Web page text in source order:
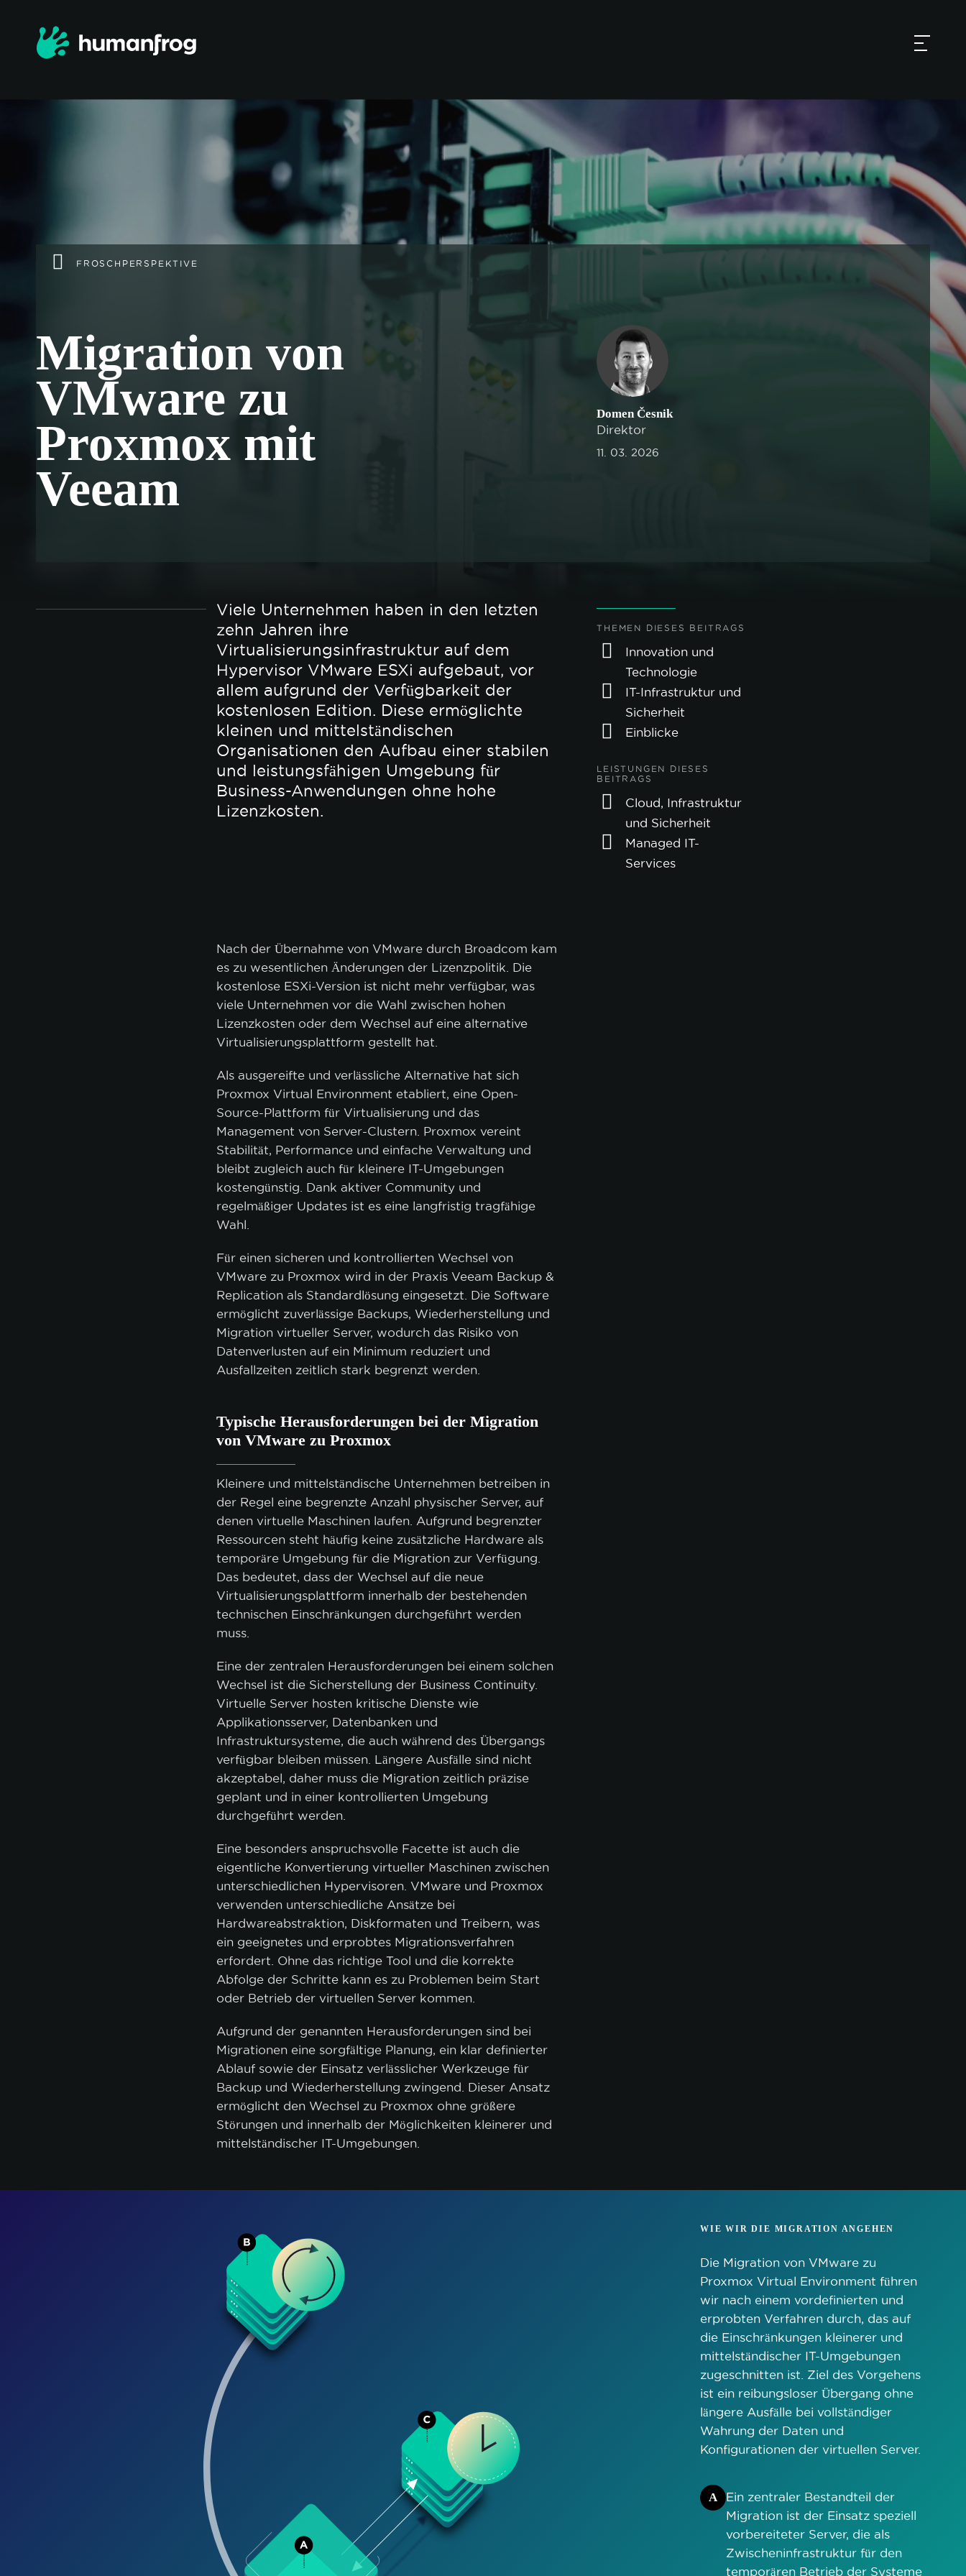
FROSCHPERSPEKTIVE
Migration von
VMware zu
Proxmox mit
Veeam
Domen Česnik
Direktor
11. 03. 2026
Viele Unternehmen haben in den letzten
zehn Jahren ihre
Virtualisierungsinfrastruktur auf dem
Hypervisor VMware ESXi aufgebaut, vor
allem aufgrund der Verfügbarkeit der
kostenlosen Edition. Diese ermöglichte
kleinen und mittelständischen
Organisationen den Aufbau einer stabilen
und leistungsfähigen Umgebung für
Business-Anwendungen ohne hohe
Lizenzkosten.
THEMEN DIESES BEITRAGS
Innovation und
Technologie
IT-Infrastruktur und
Sicherheit
Einblicke
LEISTUNGEN DIESES
BEITRAGS
Cloud, Infrastruktur
und Sicherheit
Managed IT-
Services
Nach der Übernahme von VMware durch Broadcom kam
es zu wesentlichen Änderungen der Lizenzpolitik. Die
kostenlose ESXi-Version ist nicht mehr verfügbar, was
viele Unternehmen vor die Wahl zwischen hohen
Lizenzkosten oder dem Wechsel auf eine alternative
Virtualisierungsplattform gestellt hat.
Als ausgereifte und verlässliche Alternative hat sich
Proxmox Virtual Environment etabliert, eine Open-
Source-Plattform für Virtualisierung und das
Management von Server-Clustern. Proxmox vereint
Stabilität, Performance und einfache Verwaltung und
bleibt zugleich auch für kleinere IT-Umgebungen
kostengünstig. Dank aktiver Community und
regelmäßiger Updates ist es eine langfristig tragfähige
Wahl.
Für einen sicheren und kontrollierten Wechsel von
VMware zu Proxmox wird in der Praxis Veeam Backup &
Replication als Standardlösung eingesetzt. Die Software
ermöglicht zuverlässige Backups, Wiederherstellung und
Migration virtueller Server, wodurch das Risiko von
Datenverlusten auf ein Minimum reduziert und
Ausfallzeiten zeitlich stark begrenzt werden.
Typische Herausforderungen bei der Migration
von VMware zu Proxmox
Kleinere und mittelständische Unternehmen betreiben in
der Regel eine begrenzte Anzahl physischer Server, auf
denen virtuelle Maschinen laufen. Aufgrund begrenzter
Ressourcen steht häufig keine zusätzliche Hardware als
temporäre Umgebung für die Migration zur Verfügung.
Das bedeutet, dass der Wechsel auf die neue
Virtualisierungsplattform innerhalb der bestehenden
technischen Einschränkungen durchgeführt werden
muss.
Eine der zentralen Herausforderungen bei einem solchen
Wechsel ist die Sicherstellung der Business Continuity.
Virtuelle Server hosten kritische Dienste wie
Applikationsserver, Datenbanken und
Infrastruktursysteme, die auch während des Übergangs
verfügbar bleiben müssen. Längere Ausfälle sind nicht
akzeptabel, daher muss die Migration zeitlich präzise
geplant und in einer kontrollierten Umgebung
durchgeführt werden.
Eine besonders anspruchsvolle Facette ist auch die
eigentliche Konvertierung virtueller Maschinen zwischen
unterschiedlichen Hypervisoren. VMware und Proxmox
verwenden unterschiedliche Ansätze bei
Hardwareabstraktion, Diskformaten und Treibern, was
ein geeignetes und erprobtes Migrationsverfahren
erfordert. Ohne das richtige Tool und die korrekte
Abfolge der Schritte kann es zu Problemen beim Start
oder Betrieb der virtuellen Server kommen.
Aufgrund der genannten Herausforderungen sind bei
Migrationen eine sorgfältige Planung, ein klar definierter
Ablauf sowie der Einsatz verlässlicher Werkzeuge für
Backup und Wiederherstellung zwingend. Dieser Ansatz
ermöglicht den Wechsel zu Proxmox ohne größere
Störungen und innerhalb der Möglichkeiten kleinerer und
mittelständischer IT-Umgebungen.
WIE WIR DIE MIGRATION ANGEHEN
Die Migration von VMware zu
Proxmox Virtual Environment führen
wir nach einem vordefinierten und
erprobten Verfahren durch, das auf
die Einschränkungen kleinerer und
mittelständischer IT-Umgebungen
zugeschnitten ist. Ziel des Vorgehens
ist ein reibungsloser Übergang ohne
längere Ausfälle bei vollständiger
Wahrung der Daten und
Konfigurationen der virtuellen Server.
A
Ein zentraler Bestandteil der
Migration ist der Einsatz speziell
vorbereiteter Server, die als
Zwischeninfrastruktur für den
temporären Betrieb der Systeme
ALLE AKZEPTIEREN NUR NOTWENDIGE AKZEPTIEREN